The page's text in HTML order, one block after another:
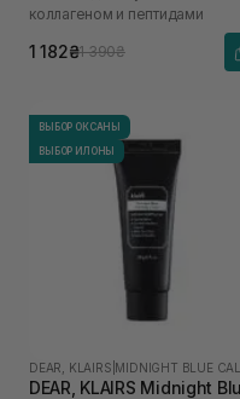
коллагеном и пептидами
1 182₴1 390₴
ВЫБОР ОКСАНЫ
ВЫБОР ИЛОНЫ
DEAR, KLAIRS
DEAR, KLAIRS Midnight